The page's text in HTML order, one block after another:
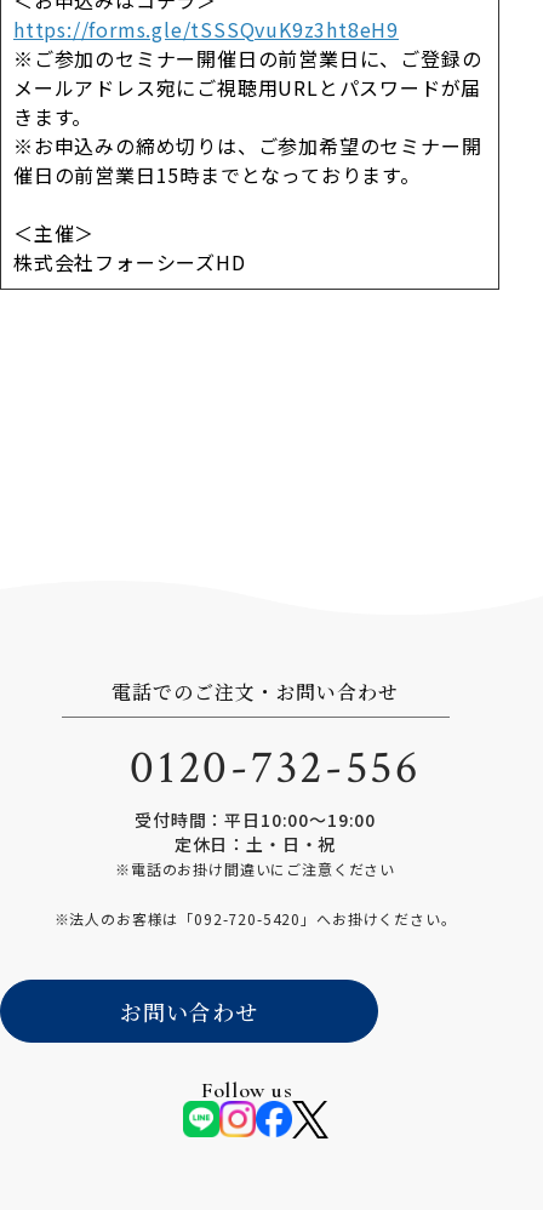
https://forms.gle/tSSSQvuK9z3ht8eH9
※ご参加のセミナー開催日の前営業日に、ご登録の
メールアドレス宛にご視聴用URLとパスワードが届
きます。
※お申込みの締め切りは、ご参加希望のセミナー開
催日の前営業日15時までとなっております。
＜主催＞
株式会社フォーシーズHD
電話でのご注文・お問い合わせ
0120-732-556
受付時間：平日10:00〜19:00
定休日：土・日・祝
※電話のお掛け間違いにご注意ください
※法人のお客様は「092-720-5420 」へお掛けください。
Follow us
お問い合わせ